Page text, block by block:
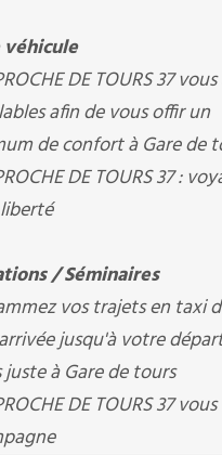
DE TOURS 37
afin de vous offir un
de confort à Gare de
DE TOURS 37 :
/ Séminaires
vos trajets en taxi
jusqu'à votre
juste à Gare de tours
DE TOURS 37 vous